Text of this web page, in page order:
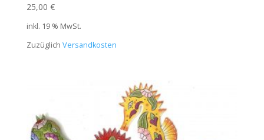
25,00 €
inkl. 19 % MwSt.
Zuzüglich Versandkosten